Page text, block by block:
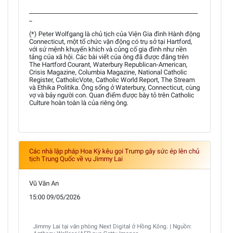
(*) Peter Wolfgang là chủ tịch của Viện Gia đình Hành động
Connecticut, một tổ chức vận động có trụ sở tại Hartford,
với sứ mệnh khuyến khích và củng cố gia đình như nền
tảng của xã hội. Các bài viết của ông đã được đăng trên
The Hartford Courant, Waterbury Republican-American,
Crisis Magazine, Columbia Magazine, National Catholic
Register, CatholicVote, Catholic World Report, The Stream
và Ethika Politika. Ông sống ở Waterbury, Connecticut, cùng
vợ và bảy người con. Quan điểm được bày tỏ trên Catholic
Culture hoàn toàn là của riêng ông.
Các nhà lập pháp Hoa Kỳ kêu gọi Trump gây sức ép lên chủ
tịch Trung Quốc về vụ Jimmy Lai
Vũ Văn An
15:00 09/05/2026
Jimmy Lai tại văn phòng Next Digital ở Hồng Kông. | Nguồn: